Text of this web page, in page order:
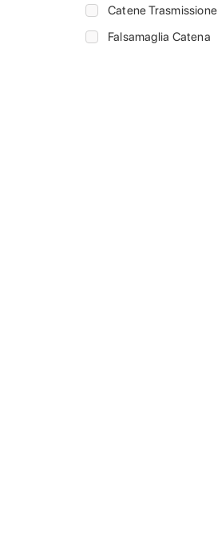
Catene Trasmissione
Falsamaglia Catena